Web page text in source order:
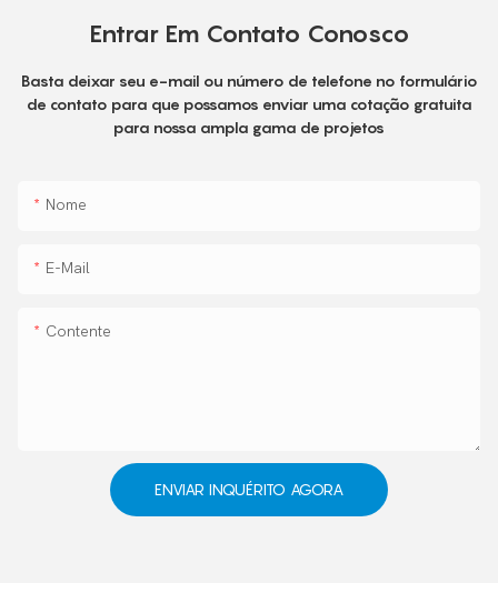
Entrar Em Contato Conosco
Basta deixar seu e-mail ou número de telefone no formulário
de contato para que possamos enviar uma cotação gratuita
para nossa ampla gama de projetos
Nome
E-Mail
Contente
ENVIAR INQUÉRITO AGORA